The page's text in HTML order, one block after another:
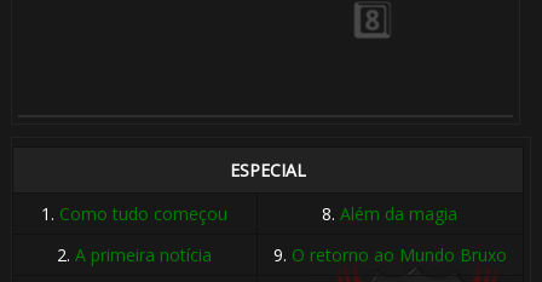
ESPECIAL
1. Como tudo começou 8.Além da magia
2.A primeira notícia 9. O retorno ao Mundo Bruxo
1️⃣ 8️⃣
1️⃣ 8️⃣